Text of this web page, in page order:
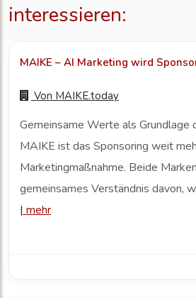
interessieren:
MAIKE – AI Marketing wird
Von MAIKE.today
Gemeinsame Werte als Grundlage
MAIKE ist das Sponsoring weit
Marketingmaßnahme. Beide
gemeinsames Verständnis davon,
| mehr